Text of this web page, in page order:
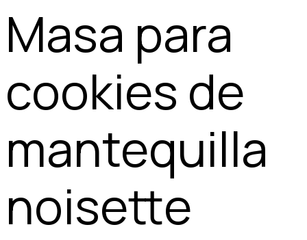
Masa para
cookies de
mantequilla
noisette